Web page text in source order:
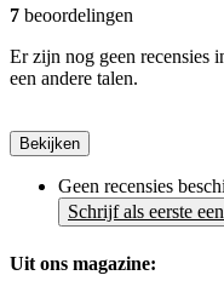
7 beoordelingen
Er zijn nog geen recensies
een andere talen.
Bekijken
Geen recensies
Schrijf als eerste
Uit ons magazine: